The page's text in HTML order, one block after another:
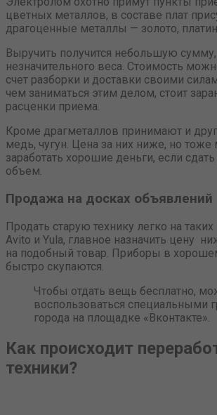
цветных металлов, в составе плат
драгоценные металлы — золото,
Выручить получится небольшую
незначительного веса. Стоимость
счет разборки и доставки своими
чем заниматься этим делом, стоит
расценки приема.
Кроме драгметаллов принимают и
медь, чугун. Цена за них ниже, но
заработать хорошие деньги, если
объем.
Продажа на досках объявлений
Продать старую технику легко на
Avito и Yula, главное назначить цену
на подобный товар. Приборы в
быстро скупаются.
Чтобы отдать вещь бесплатно,
воспользоваться специальными
города на площадке «Вконтакте».
Как происходит
техники?